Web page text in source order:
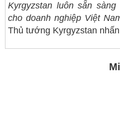
Kyrgyzstan luôn sẵn
cho doanh nghiệp Việt
Thủ tướng Kyrgyzstan